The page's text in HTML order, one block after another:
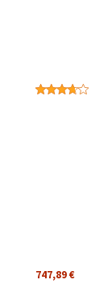
747,89 €